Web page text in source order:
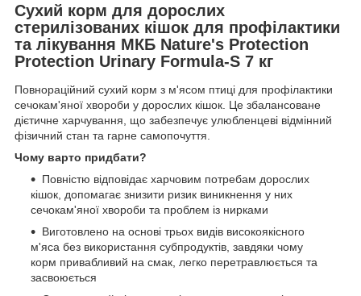
Сухий корм для дорослих
стерилізованих кішок для профілактики
та лікування МКБ Nature's Protection
Protection Urinary Formula-S 7 кг
Повнораційний сухий корм з м'ясом птиці для профілактики
сечокам'яної хвороби у дорослих кішок. Це збалансоване
дієтичне харчування, що забезпечує улюбленцеві відмінний
фізичний стан та гарне самопочуття.
Чому варто придбати?
Повністю відповідає харчовим потребам дорослих
кішок, допомагає знизити ризик виникнення у них
сечокам'яної хвороби та проблем із нирками
Виготовлено на основі трьох видів високоякісного
м'яса без використання субпродуктів, завдяки чому
корм привабливий на смак, легко перетравлюється та
засвоюється